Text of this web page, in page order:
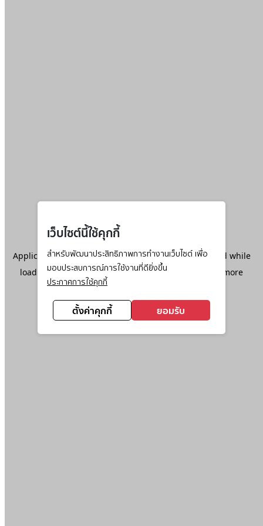
เว็บไซต์นี้ใช้คุกกี้
สำหรับพัฒนาประสิทธิภาพการทำงานเว็บไซต์ เพื่อ
มอบประสบการณ์การใช้งานที่ดียิ่งขึ้น
ประกาศการใช้คุกกี้
ตั้งค่าคุกกี้ ยอมรับ
Application error: aclient-side exception has occurred while
loadingwww.ktc.co.th(see the browser console
for more
information).